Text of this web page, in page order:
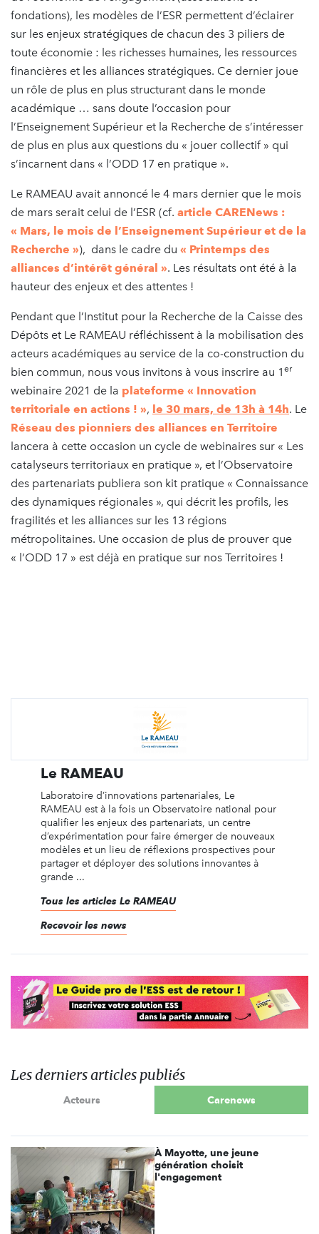
fondations), les modèles de l’ESR permettent d’éclairer
sur les enjeux stratégiques de chacun des 3 piliers de
toute économie : les richesses humaines, les ressources
financières et les alliances stratégiques. Ce dernier joue
un rôle de plus en plus structurant dans le monde
académique … sans doute l’occasion pour
l’Enseignement Supérieur et la Recherche de s’intéresser
de plus en plus aux questions du « jouer collectif » qui
s’incarnent dans « l’ODD 17 en pratique ».
Le RAMEAU avait annoncé le 4 mars dernier que le mois
de mars serait celui de l’ESR (cf. article CARENews :
« Mars, le mois de l’Enseignement Supérieur et de la
Recherche »), dans le cadre du « Printemps des
alliances d’intérêt général ». Les résultats ont été à la
hauteur des enjeux et des attentes !
Pendant que l’Institut pour la Recherche de la Caisse des
Dépôts et Le RAMEAU réfléchissent à la mobilisation des
acteurs académiques au service de la co-construction du
bien commun, nous vous invitons à vous inscrire au 1 er
webinaire 2021 de la plateforme « Innovation
territoriale en actions ! », le 30 mars, de 13h à 14h. Le
Réseau des pionniers des alliances en Territoire
lancera à cette occasion un cycle de webinaires sur « Les
catalyseurs territoriaux en pratique », et l’Observatoire
des partenariats publiera son kit pratique « Connaissance
des dynamiques régionales », qui décrit les profils, les
fragilités et les alliances sur les 13 régions
métropolitaines. Une occasion de plus de prouver que
« l’ODD 17 » est déjà en pratique sur nos Territoires !
Le RAMEAU
Laboratoire d’innovations partenariales, Le
RAMEAU est à la fois un Observatoire national pour
qualifier les enjeux des partenariats, un centre
d’expérimentation pour faire émerger de nouveaux
modèles et un lieu de réflexions prospectives pour
partager et déployer des solutions innovantes à
grande ...
Tous les articles Le RAMEAU
Recevoir les news
Les derniers articles publiés
Acteurs Carenews
À Mayotte, une jeune
génération choisit
l'engagement